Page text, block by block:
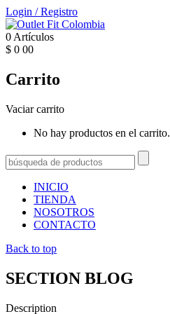
Login /Registro
0 Artículos
$ 0 00
Carrito
Vaciar carrito
No hay productos en el carrito.
INICIO
TIENDA
NOSOTROS
CONTACTO
Back to top
SECTION BLOG
Description